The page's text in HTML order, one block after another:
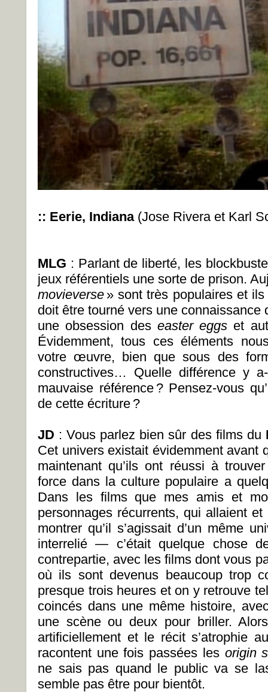
:: Eerie, Indiana(Jose Rivera et Karl
MLG : Parlant de liberté, les
jeux référentiels une sorte de prison.
movieverse » sont très populaires et
doit être tourné vers une
une obsession des easter eggs et
Évidemment, tous ces éléments
votre œuvre, bien que sous des
constructives… Quelle différence y
mauvaise référence ? Pensez-vous
de cette écriture ?
JD : Vous parlez bien sûr des films du
Cet univers existait évidemment avant
maintenant qu’ils ont réussi à
force dans la culture populaire a
Dans les films que mes amis et
personnages récurrents, qui allaient
montrer qu’il s’agissait d’un même
interrelié — c’était quelque chose
contrepartie, avec les films dont vous
où ils sont devenus beaucoup trop
presque trois heures et on y retrouve
coincés dans une même histoire,
une scène ou deux pour briller.
artificiellement et le récit s’atrophie
racontent une fois passées les origin
ne sais pas quand le public va se
semble pas être pour bientôt.